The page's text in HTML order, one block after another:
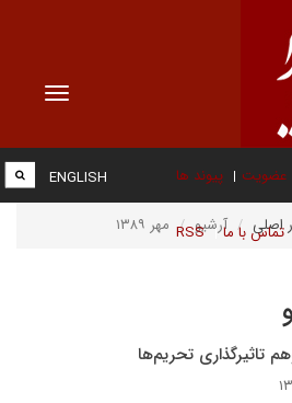
Toggle
عضویت پیوند ها
تماس با ما RSS
ENGLISH
اصلی آرشیو مهر ۱۳۸۹
تاثيرگذارى تحريم‌ها